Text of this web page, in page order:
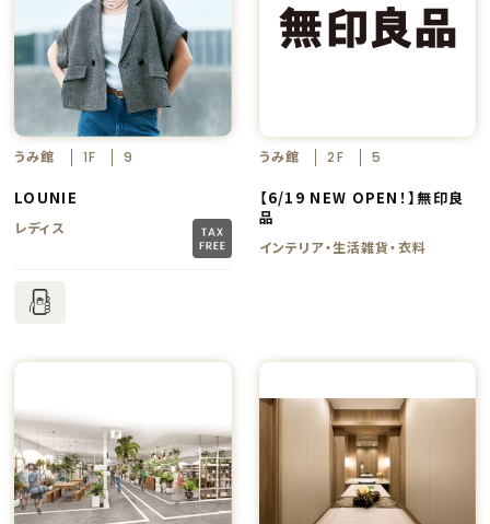
うみ館 1F 9
LOUNIE
レディス
うみ館 2F 5
【6/19 NEW OPEN！】無印良
品
インテリア・生活雑貨・衣料